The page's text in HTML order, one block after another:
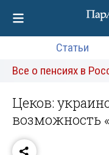
Статьи
Все о пенсиях в
Цеков:
возможность